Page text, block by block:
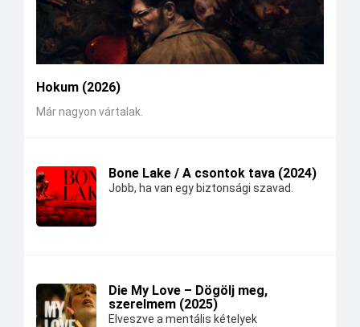
Hokum (2026)
Már nagyon vártalak.
Bone Lake / A csontok tava (2024)
Jobb, ha van egy biztonsági szavad.
Die My Love – Dögölj meg,
szerelmem (2025)
Elveszve a mentális kételyek